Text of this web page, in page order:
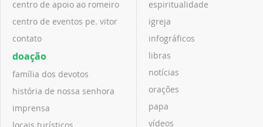
centro de apoio ao romeiro
centro de eventos pe. vitor
contato
doação
família dos devotos
história de nossa senhora
imprensa
locais turísticos
espiritualidade
igreja
infográficos
libras
notícias
orações
papa
vídeos